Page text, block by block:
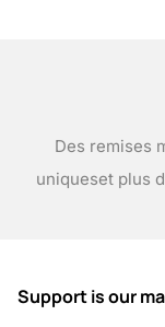
Des remises
uniqueset plus
Support is our